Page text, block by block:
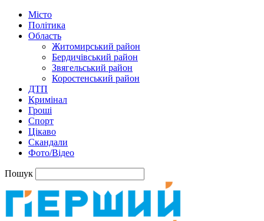
Місто
Політика
Область
Житомирський район
Бердичівський район
Звягельський район
Коростенський район
ДТП
Кримінал
Гроші
Спорт
Цікаво
Скандали
Фото/Відео
Пошук